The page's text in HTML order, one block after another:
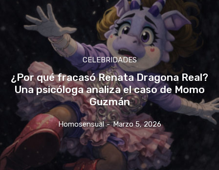
CELEBRIDADES
¿Por qué fracasó Renata Dragona Real?
Una psicóloga analiza el caso de Momo
Guzmán
Homosensual - Marzo 5, 2026